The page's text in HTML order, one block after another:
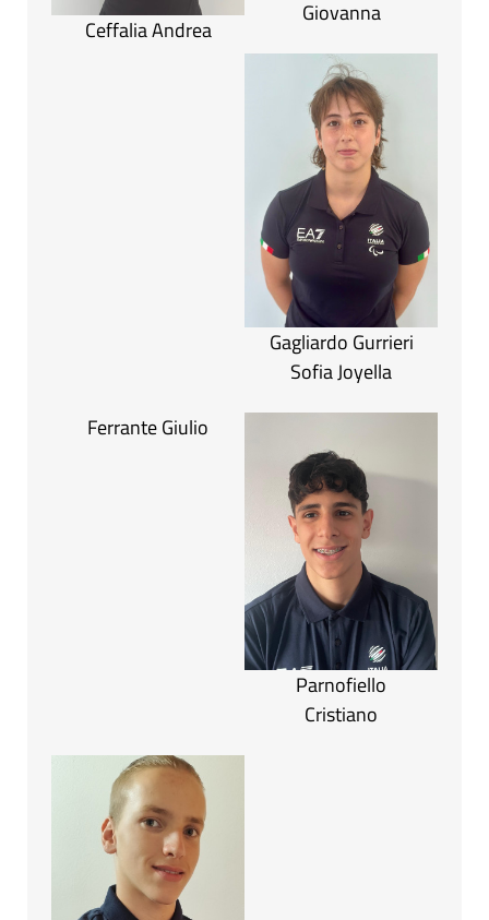
Ceffalia Andrea
Giovanna
Gagliardo Gurrieri
Sofia Joyella
Ferrante Giulio
Parnofiello
Cristiano